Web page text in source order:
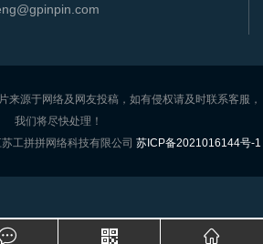
来源于网络及网友投稿，如有侵权请及时联系客服，
我们将尽快处理！
工拼拼网络科技有限公司 苏ICP备2021016144号-1